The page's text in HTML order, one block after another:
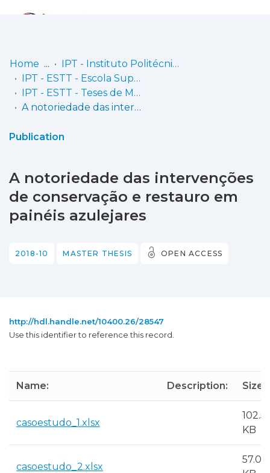
Communities
& Collections
Statistics
Home
IPT - Instituto Politécnico de Tomar
IPT - ESTT - Escola Superior de Tecnologia de Tomar
IPT - ESTT - Teses de Mestrado ou Doutoramento
A notoriedade das intervenções de conservação e restauro em painéis azulejares
Publication
A notoriedade das intervenções
de conservação e restauro em
painéis azulejares
2018-10 MASTER THESIS OPEN ACCESS
http://hdl.handle.net/10400.26/28547
Use this identifier to reference this record.
Name: Description: Size:
casoestudo_1.xlsx
KB
casoestudo_2.xlsx
57.04